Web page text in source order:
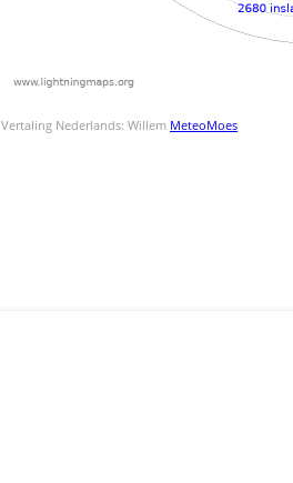
Vertaling Nederlands: Willem MeteoMoes